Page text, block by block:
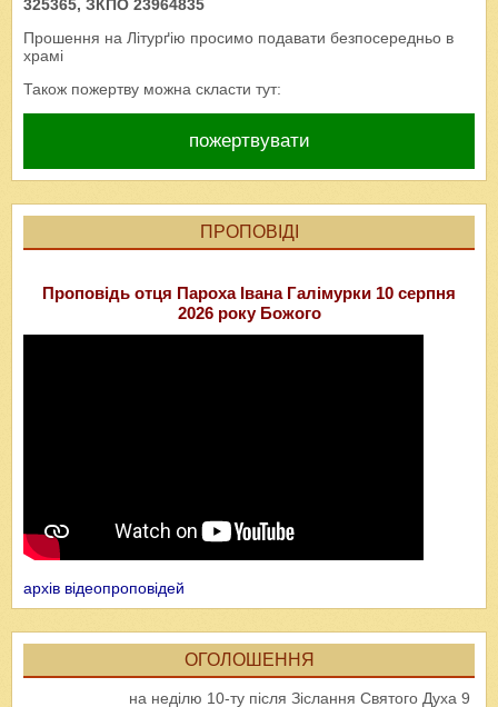
325365, ЗКПО 23964835
Прошення на Літурґію просимо подавати безпосередньо в
храмі
Також пожертву можна скласти тут:
пожертвувати
ПРОПОВІДІ
Проповідь отця Пароха Івана Галімурки 10 серпня
2026 року Божого
архів відеопроповідей
ОГОЛОШЕННЯ
на неділю 10-ту після Зіслання Святого Духа 9